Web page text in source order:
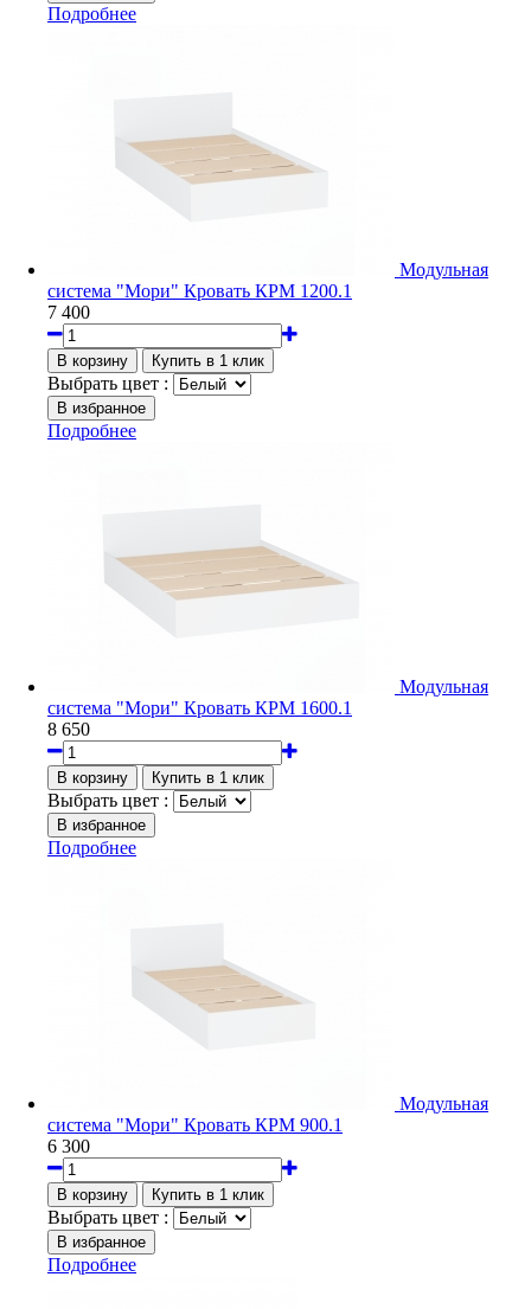
Подробнее
Модульная
система "Мори" Кровать КРМ 1200.1
7 400
Выбрать цвет :
Подробнее
Модульная
система "Мори" Кровать КРМ 1600.1
8 650
Выбрать цвет :
Подробнее
Модульная
система "Мори" Кровать КРМ 900.1
6 300
Выбрать цвет :
Подробнее